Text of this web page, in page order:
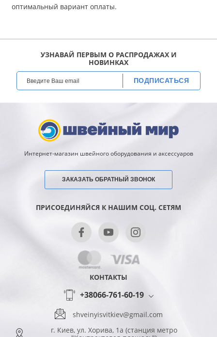
оптимальный вариант оплаты.
УЗНАВАЙ ПЕРВЫМ О РАСПРОДАЖАХ И
НОВИНКАХ
ПОДПИСАТЬСЯ
Интернет-магазин швейного оборудования и аксессуаров
ЗАКАЗАТЬ ОБРАТНЫЙ ЗВОНОК
ПРИСОЕДИНЯЙСЯ К НАШИМ СОЦ. СЕТЯМ
КОНТАКТЫ
+38066-761-60-19
shveinyisvitkiev@gmail.com
г. Киев, ул. Хорива, 1а (станция метро